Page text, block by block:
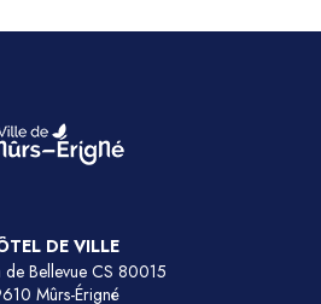
DE VILLE
de Bellevue CS 80015
Mûrs-Érigné